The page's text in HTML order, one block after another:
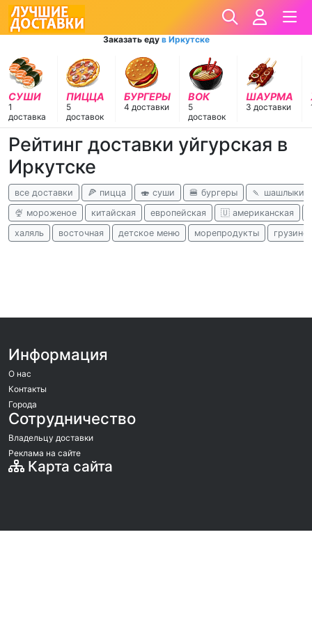
Заказать еду в Иркутске
СУШИ
1
доставка
ПИЦЦА
5
доставок
БУРГЕРЫ
4 доставки
ВОК
5
доставок
ШАУРМА
3 доставки
Рейтинг доставки уйгурская в
Иркутске
все доставки 🍕 пицца 🍣 суши 🍔 бургеры
🍡 шашлыки
🍨 мороженое
китайская европейская 🇺 американская
халяль
восточная детское меню морепродукты
Информация
О нас
Контакты
Города
Сотрудничество
Владельцу доставки
Реклама на сайте
Карта сайта